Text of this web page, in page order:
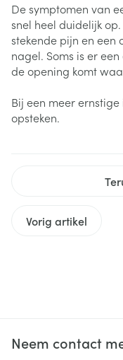
De symptomen van
snel heel duidelijk
stekende pijn en
nagel. Soms is er
de opening komt
Bij een meer
opsteken.
Vorig artikel
Neem contact